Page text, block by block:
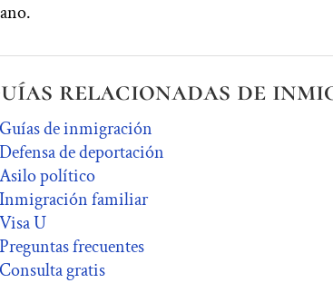
relacionadas de
Guías de inmigración
Defensa de deportación
Asilo político
Inmigración familiar
Visa U
Preguntas frecuentes
Consulta gratis